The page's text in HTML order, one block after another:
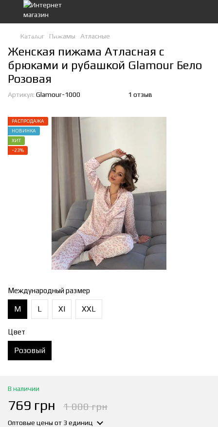
Каталог Пижамы Атласные
Женская пижама Атласная с
брюками и рубашкой Glamour Бело
Розовая
Артикул: Glamour-1000 1 отзыв
РАСПРОДАЖА
НОВИНКА
ХИТ
−23%
Международный размер
M L Xl XXL
Цвет
Розовый
В наличии
769 грн 1 000 грн
Оптовые цены от 3 единиц